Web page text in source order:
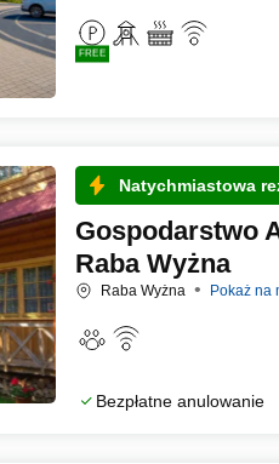
FREE
Natychmiastowa
Gospodarstwo
Raba Wyżna
Raba Wyżna Pokaż na
Bezpłatne anulowanie